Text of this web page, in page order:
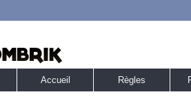
Accueil Règles